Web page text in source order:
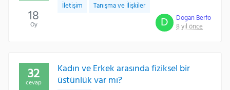
İletişim Tanışma ve İlişkiler
D
Dogan Berfo
8 yıl önce
18
Oy
Kadın ve Erkek arasında fiziksel bir
üstünlük var mı?
32
cevap